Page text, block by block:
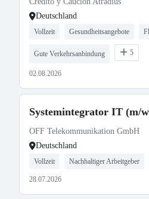
Deutschland
Vollzeit Gesundheitsangebote
Gute Verkehrsanbindung 5
02.08.2026
Systemintegrator IT (m/
OFF Telekommunikation GmbH
Deutschland
Vollzeit Nachhaltiger Arbeitgeber
28.07.2026